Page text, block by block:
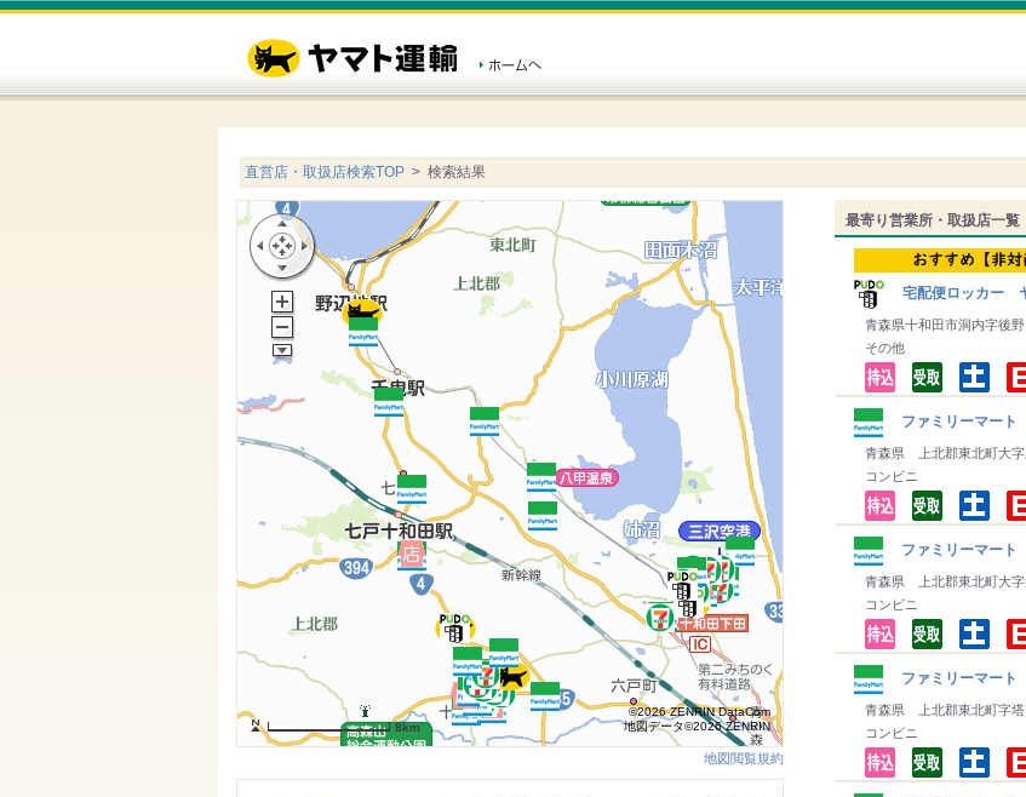
直営店・取扱店検索TOP > 検索結果
最寄り営業所・取扱店一覧
宅配便ロッカー
青森県十和田市洞内字後野
その他
ファミリーマー
青森県 上北郡東北町大字
コンビニ
ファミリーマー
青森県 上北郡東北町大字
コンビニ
ファミリーマー
青森県 上北郡東北町字塔
コンビニ
8km
©2026 ZENRIN DataCom
地図データ©2026 ZENRIN
地図閲覧規約